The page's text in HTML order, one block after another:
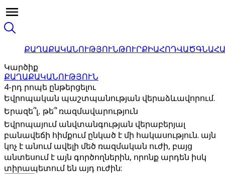
ՔԱՂԱՔԱԿԱՆՈՒԹՅՈՒՆԹՈՒՐՔԻԱՀՈԴՎԱԾ
Կարծիք
ՔԱՂԱՔԱԿԱՆՈՒԹՅՈՒՆ
4-րդ րոպե ընթերցելու
Եվրոպական պաշտպանության վերաձևավորում.
Երազե՞լ, թե՞ ռազմավարություն
Եվրոպայում անվտանգության վերաբերյալ
բանավեճի հիմքում ընկած է մի հակասություն. այն
կոչ է անում ավելի մեծ ռազմական ուժի, բայց
անտեսում է այն գործողներին, որոնք արդեն իսկ
տիրապետում են այդ ուժին: